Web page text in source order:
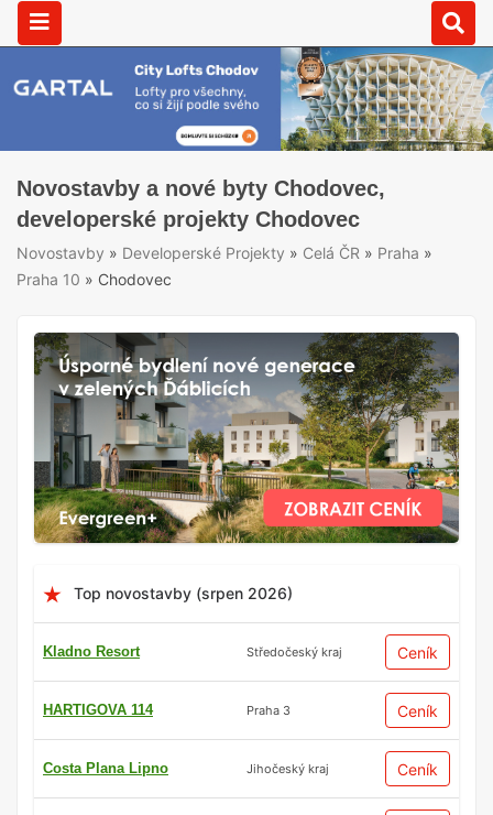
Novostavby a nové byty Chodovec,
developerské projekty Chodovec
Novostavby » Developerské Projekty » Celá ČR » Praha »
Praha 10 » Chodovec
Top novostavby (srpen 2026)
Kladno Resort Středočeský kraj Ceník
HARTIGOVA 114 Praha 3 Ceník
Costa Plana Lipno Jihočeský kraj Ceník